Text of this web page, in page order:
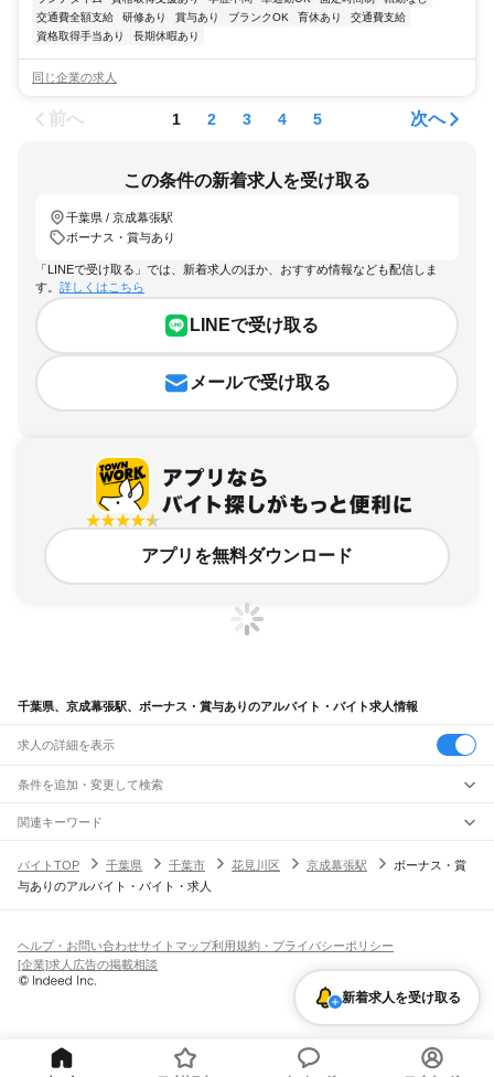
交通費全額支給
研修あり 賞与あり ブランクOK 育休あり
交通費支給
資格取得手当あり
長期休暇あり
同じ企業の求人
前へ 1 2 3 4 5 次へ
この条件の新着求人を受け取る
千葉県 / 京成幕張駅
ボーナス・賞与あり
「LINEで受け取る」では、新着求人のほか、おすすめ情報なども配信しま
す。 詳しくはこちら
LINEで受け取る
メールで受け取る
アプリを無料ダウンロード
千葉県、京成幕張駅、ボーナス・賞与ありのアルバイト・バイト求人情報
求人の詳細を表示
条件を追加・変更して検索
市区町村を追加・変更
千葉県すべて
千葉市すべて
旭市習志野市柏市勝浦市市原市流山市八千代市我孫子市鴨川市鎌ケ谷市
君津市富津市浦安市 印西市白井市富里市南房総市
匝瑳市香取市 印旛郡 香取郡山武郡 長生郡夷隅郡
駅を追加・変更
JR中央・総武線
市川駅本八幡駅下総中山駅 津田沼駅
幕張駅
新検見川駅
南酒々井駅
日向駅 横芝駅飯倉駅 干潟駅
飯岡駅倉橋駅 松岸駅銚子駅
職種を追加・変更
飲食・フードサービスすべて
ホールスタッフキッチンスタッフ
パン屋（ベーカリー）
バー（BAR）・バーテンダー
飲食店（店長・マネージャー）
営業テレフォンアポインター（テレアポ） ルートセールス
フードカウンター販売員
アパレル 家電量販店・携帯販売（携帯ショップ）
人気
日払いOK高校生歓迎 髪型・髪色自由
留学生・外国人活躍中
シフト
雇用形態を追加・変更
派遣社員
関連キーワード
バイトTOP
千葉県 千葉市 花見川区 京成幕張駅
ボーナス・賞
与ありのアルバイト・バイト・求人
新着求人を受け取る
ヘルプ・お問い合わせサイトマップ利用規約・プライバシーポリシー
[企業]求人広告の掲載相談